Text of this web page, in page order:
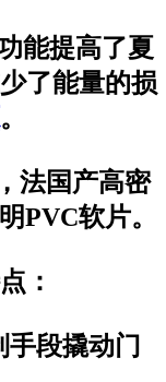
能提高了夏
了能量的损
。
法国产高密
PVC软片。
：
手段撬动门